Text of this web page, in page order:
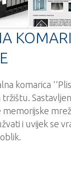
komarica
tržištu.
memorijske
i uvijek se